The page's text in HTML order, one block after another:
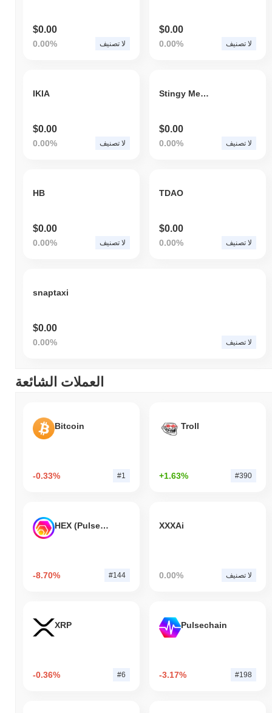
$0.00
0.00% لا تصنيف
$0.00
0.00% لا تصنيف
IKIA
$0.00
0.00% لا تصنيف
Stingy Men Association
$0.00
0.00% لا تصنيف
HB
$0.00
0.00% لا تصنيف
TDAO
$0.00
0.00% لا تصنيف
snaptaxi
$0.00
0.00% لا تصنيف
العملات الشائعة
Bitcoin
-0.33% #1
Troll
+1.63% #390
HEX (Pulsechain)
-8.70% #144
XXXAi
0.00% لا تصنيف
XRP
-0.36% #6
Pulsechain
-3.17% #198